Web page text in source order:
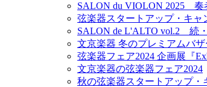
SALON du VIOLON 2025 奏
弦楽器スタートアップ・キャ
SALON de L'ALTO vol.2 続
文京楽器 冬のプレミアムバザ
弦楽器フェア2024 企画展『
文京楽器の弦楽器フェア2024
秋の弦楽器スタートアップ・